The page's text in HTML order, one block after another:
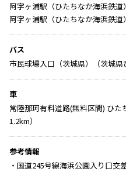
阿字ヶ浦駅（ひたちなか海浜鉄道
阿字ヶ浦駅（ひたちなか海浜鉄道
バス
市民球場入口（茨城県）（茨城
車
常陸那珂有料道路(無料区間) ひた
1.2km）
参考情報
・国道245号線海浜公園入り口交